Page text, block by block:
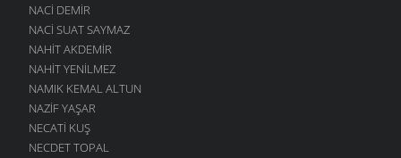
NACI DEMIR
NACI SUAT SAYMAZ
NAHIT AKDEMIR
NAHIT YENILMEZ
NAMIK KEMAL ALTUN
NAZIF YAŞAR
NECATI KUŞ
NECDET TOPAL